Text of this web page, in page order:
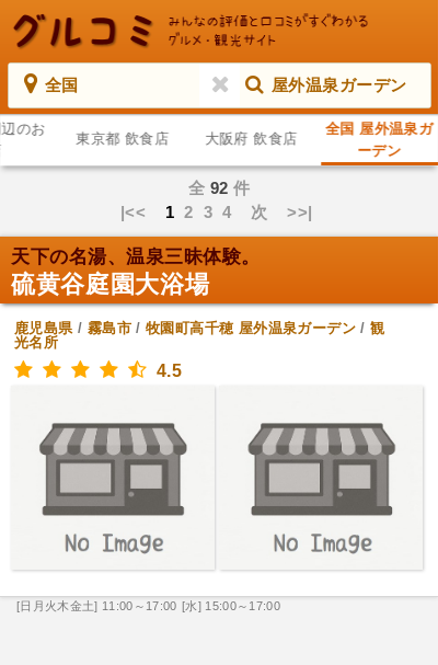
全国 屋外温泉ガーデン
のお
東京都 飲食店 大阪府 飲食店
全国 屋外温泉ガ
ーデン
全 92 件
|<< 12 3 4 次 >>|
天下の名湯、温泉三昧体験。
硫黄谷庭園大浴場
鹿児島県/ 霧島市/牧園町高千穂 屋外温泉ガーデン/観
光名所
4.5
[日月火木金土] 11:00～17:00 [水] 15:00～17:00